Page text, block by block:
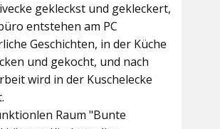
gekleckst und gekleckert,
entstehen am PC
Geschichten, in der Küche
und gekocht, und nach
wird in der Kuschelecke
Raum "Bunte